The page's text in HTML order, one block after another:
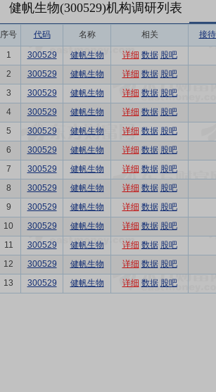
健帆生物(300529)机构调研列表
序号 代码 名称 相关 接
1 300529 健帆生物 详细 数据 股吧
2
300529 健帆生物 详细 数据 股吧
3
300529 健帆生物 详细 数据 股吧
4
300529 健帆生物 详细 数据 股吧
5
300529 健帆生物 详细 数据 股吧
6
300529 健帆生物 详细 数据 股吧
7
300529 健帆生物 详细 数据 股吧
8
300529 健帆生物 详细 数据 股吧
9
300529 健帆生物 详细 数据 股吧
10
300529 健帆生物 详细 数据 股吧
11
300529 健帆生物 详细 数据 股吧
12
300529 健帆生物 详细 数据 股吧
13
300529 健帆生物 详细 数据 股吧